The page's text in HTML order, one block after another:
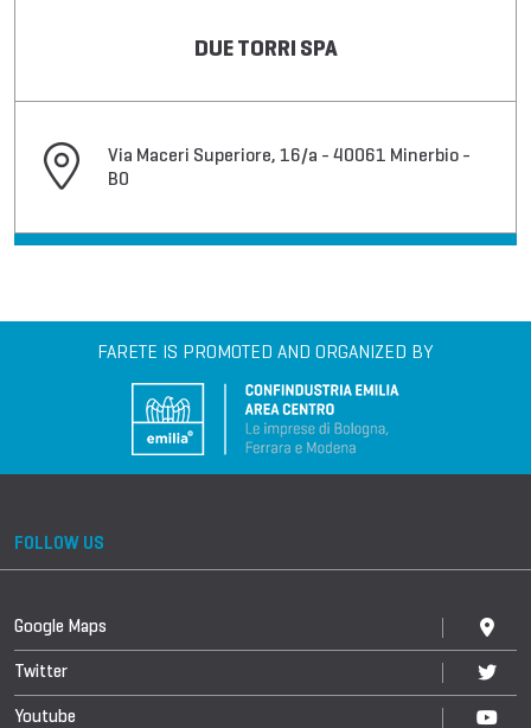
DUE TORRI SPA
Via Maceri Superiore, 16/a - 40061 Minerbio -
BO
FARETE IS PROMOTED AND ORGANIZED BY
FOLLOW US
Google Maps
Twitter
Youtube